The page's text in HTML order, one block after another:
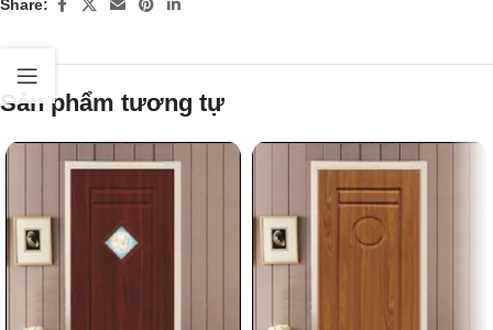
Share:
Sản phẩm tương tự